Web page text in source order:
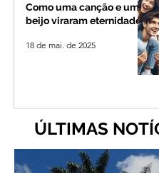
Como uma canção e um
beijo viraram eternidade
18 de mai. de 2025
ÚLTIMAS